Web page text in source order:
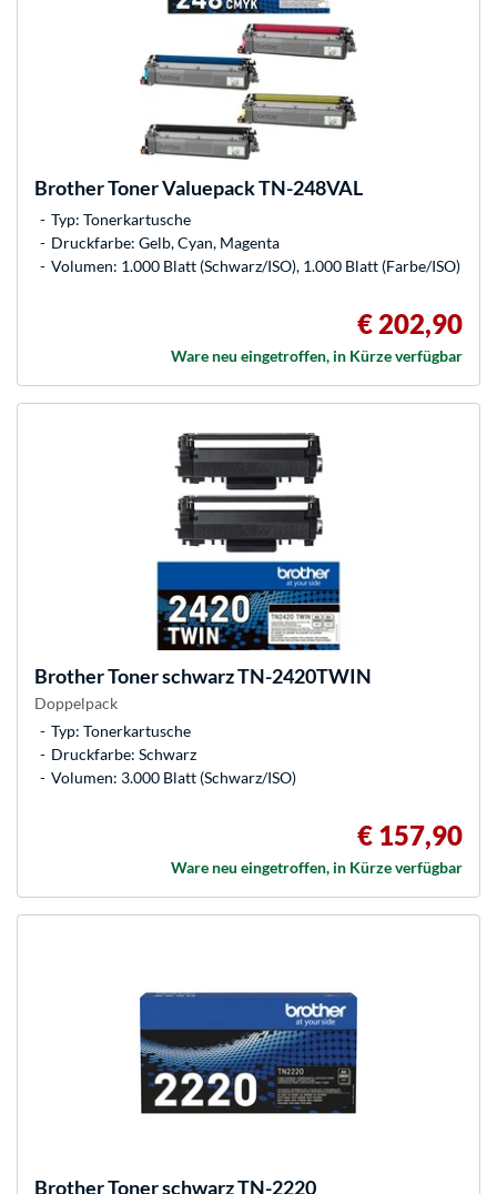
BrotherToner Valuepack TN-248VAL
Typ: Tonerkartusche
Druckfarbe: Gelb, Cyan, Magenta
Volumen: 1.000 Blatt (Schwarz/ISO), 1.000 Blatt (Farbe/ISO)
€ 202,90
Ware neu eingetroffen, in Kürze verfügbar
BrotherToner schwarz TN-2420TWIN
Doppelpack
Typ: Tonerkartusche
Druckfarbe: Schwarz
Volumen: 3.000 Blatt (Schwarz/ISO)
€ 157,90
Ware neu eingetroffen, in Kürze verfügbar
BrotherToner schwarz TN-2220